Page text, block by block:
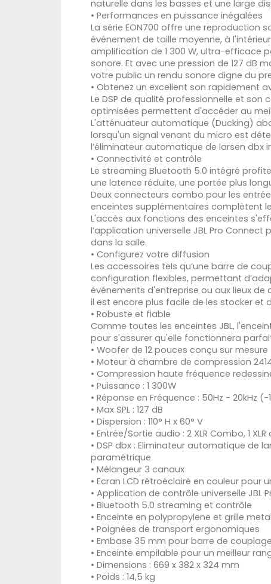
naturelle dans les basses et une large
• Performances en puissance inégalées
La série EON700 offre une reproduction
événement de taille moyenne, à l'intérieur
amplification de 1 300 W, ultra-efficace
sonore. Et avec une pression de 127 dB
votre public un rendu sonore digne du
• Obtenez un excellent son rapidement
Le DSP de qualité professionnelle et
optimisées permettent d'accéder au
L'atténuateur automatique (Ducking)
lorsqu'un signal venant du micro est
l’éliminateur automatique de larsen dbx
• Connectivité et contrôle
Le streaming Bluetooth 5.0 intégré
une latence réduite, une portée plus
Deux connecteurs combo pour les
enceintes supplémentaires complètent
L'accès aux fonctions des enceintes
l’application universelle JBL Pro
dans la salle.
• Configurez votre diffusion
Les accessoires tels qu’une barre de
configuration flexibles, permettant
événements d'entreprise ou aux lieux
il est encore plus facile de les stocker et
• Robuste et fiable
Comme toutes les enceintes JBL,
pour s'assurer qu'elle fonctionnera
• Woofer de 12 pouces conçu sur mesure
• Moteur à chambre de compression
• Compression haute fréquence
• Puissance : 1 300W
• Réponse en Fréquence : 50Hz - 20kHz
• Max SPL : 127 dB
• Dispersion : 110° H x 60° V
• Entrée/Sortie audio : 2 XLR Combo, 1
• DSP dbx : Eliminateur automatique de
paramétrique
• Mélangeur 3 canaux
• Ecran LCD rétroéclairé en couleur
• Application de contrôle universelle JBL
• Bluetooth 5.0 streaming et contrôle
• Enceinte en polypropylene et grille metal
• Poignées de transport ergonomiques
• Embase 35 mm pour barre de
• Enceinte empilable pour un meilleur
• Dimensions : 669 x 382 x 324 mm
• Poids : 14,5 kg